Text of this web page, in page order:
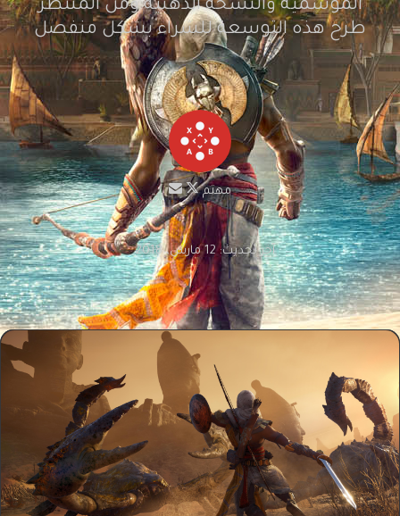
الموسمية والنسخة الذهبية ومن المنتظر
طرح هذه التوسعة للشراء بشكل منفصل
مهتم
تابع
على
X
أرسل
بريدا
إلكترونيا
آخر تحديث: 12 مارس، 2018